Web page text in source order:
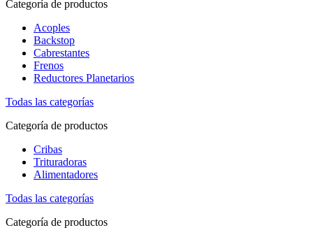
Categoría de productos
Acoples
Backstop
Cabrestantes
Frenos
Reductores Planetarios
Todas las categorías
Categoría de productos
Cribas
Trituradoras
Alimentadores
Todas las categorías
Categoría de productos